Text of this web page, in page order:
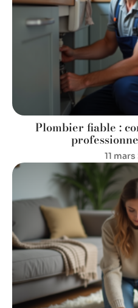
Plombier fiable :
11